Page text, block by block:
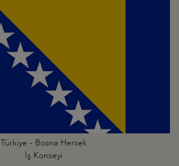
Türkiye - Bosna Hersek
İş Konseyi